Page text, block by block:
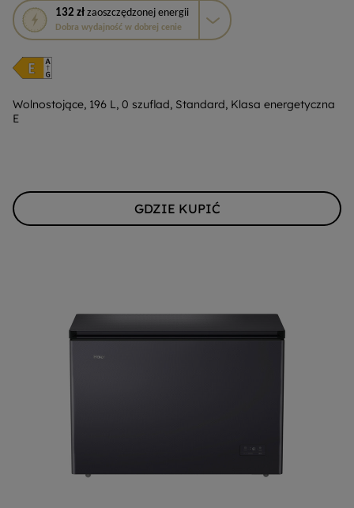
132 zł zaoszczędzonej energii
Dobra wydajność w dobrej cenie
To
działanie
otworzy
narzędzie
do
energii
Youreko.
Wolnostojące, 196 L, 0 szuflad, Standard, Klasa energetyczna
E
GDZIE KUPIĆ